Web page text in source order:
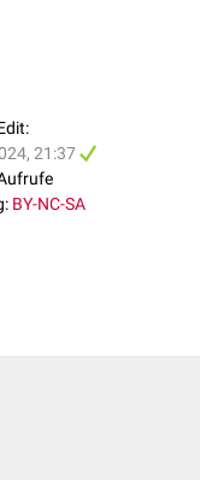
durch ein
von
21:37
BY-NC-SA